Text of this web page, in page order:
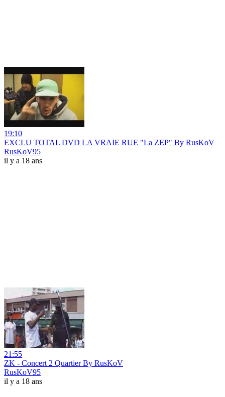
19:10
EXCLU TOTAL DVD LA VRAIE RUE "La ZEP" By RusKoV
RusKoV95
il y a 18 ans
21:55
ZK - Concert 2 Quartier By RusKoV
RusKoV95
il y a 18 ans